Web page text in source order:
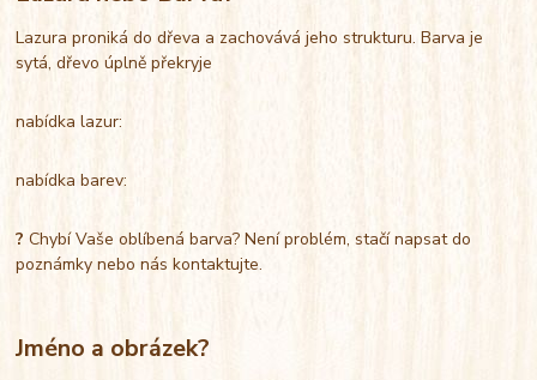
Lazura proniká do dřeva a zachovává jeho strukturu. Barva je
sytá, dřevo úplně překryje
nabídka lazur:
nabídka barev:
?Chybí Vaše oblíbená barva? Není problém, stačí napsat do
poznámky nebo nás kontaktujte.
Jméno a obrázek?